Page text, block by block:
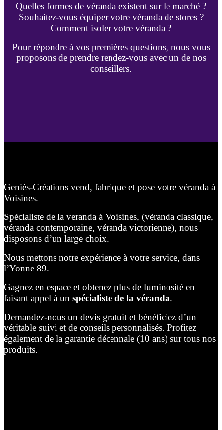
Quelles formes de véranda existent sur le marché ?
Souhaitez-vous équiper votre véranda de stores ?
Comment isoler votre véranda ?
Pour répondre à vos premières questions, nous vous
proposons de prendre rendez-vous avec un de nos
conseillers.
Geniès-Créations vend, fabrique et pose votre véranda à
Voisines.
Spécialiste de la veranda à Voisines, (véranda classique,
véranda contemporaine, véranda victorienne), nous
disposons d’un large choix.
Nous mettons notre expérience à votre service, dans
l’Yonne 89.
Gagnez en espace et obtenez plus de luminosité en
faisant appel à un spécialiste de la véranda.
Demandez-nous un devis gratuit et bénéficiez d’un
véritable suivi et de conseils personnalisés. Profitez
également de la garantie décennale (10 ans) sur tous nos
produits.